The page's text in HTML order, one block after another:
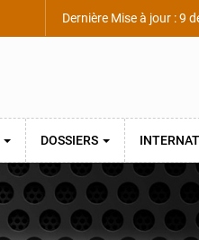
Dernière Mise à jour : 9
DOSSIERS